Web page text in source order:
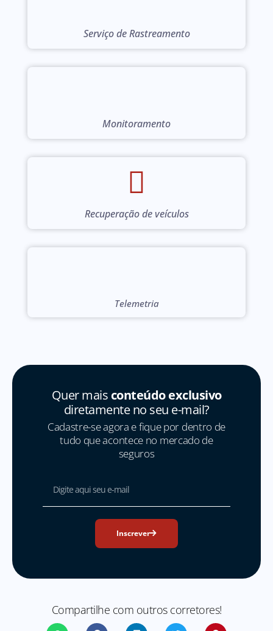
Serviço de Rastreamento
Monitoramento
Recuperação de veículos
Telemetria
Quer mais conteúdo exclusivo
diretamente no seu e-mail?
Cadastre-se agora e fique por dentro de
tudo que acontece no mercado de
seguros
Inscrever
Compartilhe com outros corretores!